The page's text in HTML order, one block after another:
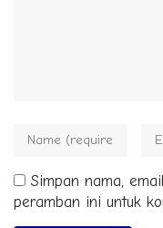
Simpan nama,
peramban ini untuk